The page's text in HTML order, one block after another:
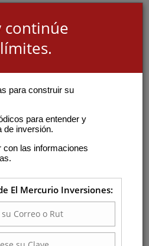
continúe
para construir su
para entender y
de inversión.
con las informaciones
El Mercurio Inversiones: